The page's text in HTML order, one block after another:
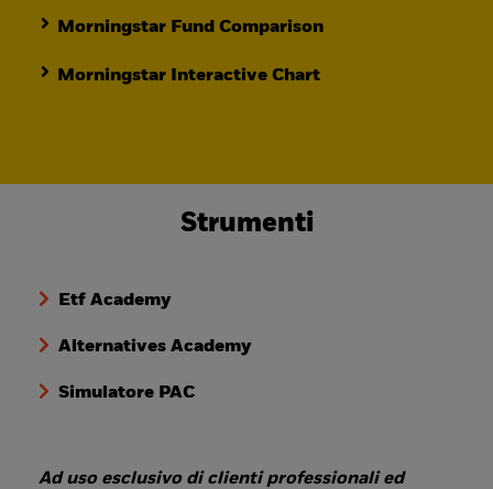
Morningstar Fund Comparison
Morningstar Interactive Chart
Strumenti
Etf Academy
Alternatives Academy
Simulatore PAC
Ad uso esclusivo di clienti professionali ed